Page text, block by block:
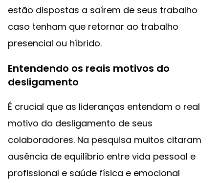
estão dispostas a saírem de seus trabalho
caso tenham que retornar ao trabalho
presencial ou híbrido.
Entendendo os reais motivos do
desligamento
É crucial que as lideranças entendam o real
motivo do desligamento de seus
colaboradores. Na pesquisa muitos citaram
ausência de equilíbrio entre vida pessoal e
profissional e saúde física e emocional